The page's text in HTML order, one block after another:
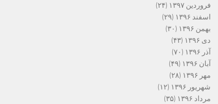
فروردین ۱۳۹۷
(۲۴)
اسفند ۱۳۹۶
(۲۹)
بهمن ۱۳۹۶
(۳۰)
دی ۱۳۹۶
(۴۳)
آذر ۱۳۹۶
(۷۰)
آبان ۱۳۹۶
(۴۹)
مهر ۱۳۹۶
(۲۸)
شهریور ۱۳۹۶
(۱۲)
مرداد ۱۳۹۶
(۳۵)